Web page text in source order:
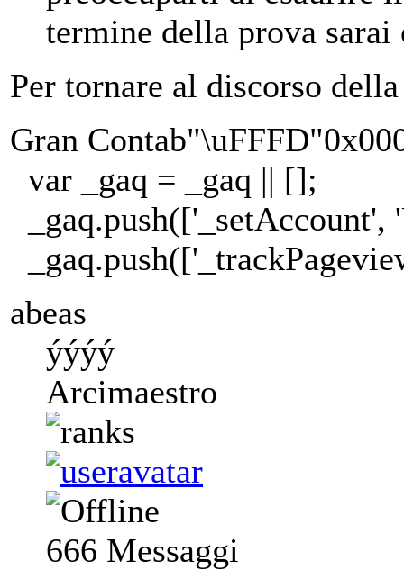
termine della prova sarai
Per tornare al discorso
Gran
var _gaq = _gaq || [];
abeas
ýýýý
Arcimaestro
666 Messaggi